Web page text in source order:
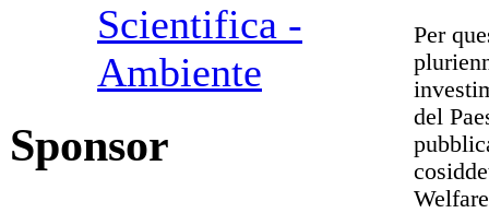
Scientifica -
Ambiente
Sponsor
Per
del